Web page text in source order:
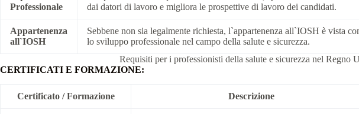
Professionale
dai datori di lavoro e migliora le prospettive di lavoro dei candidati.
Appartenenza
all`IOSH
Sebbene non sia legalmente richiesta, l`appartenenza all`IOSH è vista
lo sviluppo professionale nel campo della salute e sicurezza.
Requisiti per i professionisti della salute e sicurezza nel Regno
CERTIFICATI E FORMAZIONE:
Certificato / Formazione Descrizione